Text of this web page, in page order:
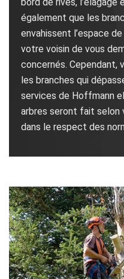
également que les
envahissent l’espace
votre voisin de vous
concernés. Cependant,
les branches qui
services de Hoffmann
arbres seront fait selon
dans le respect des